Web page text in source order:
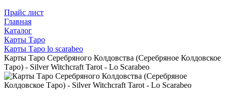
Прайс лист
Главная
Каталог
Карты Таро
Карты Таро lo scarabeo
Карты Таро Серебряного Колдовства (Серебряное Колдовское
Таро) - Silver Witchcraft Tarot - Lo Scarabeo